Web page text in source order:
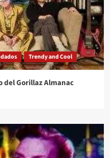
Trendy and Cool
Gorillaz Almanac